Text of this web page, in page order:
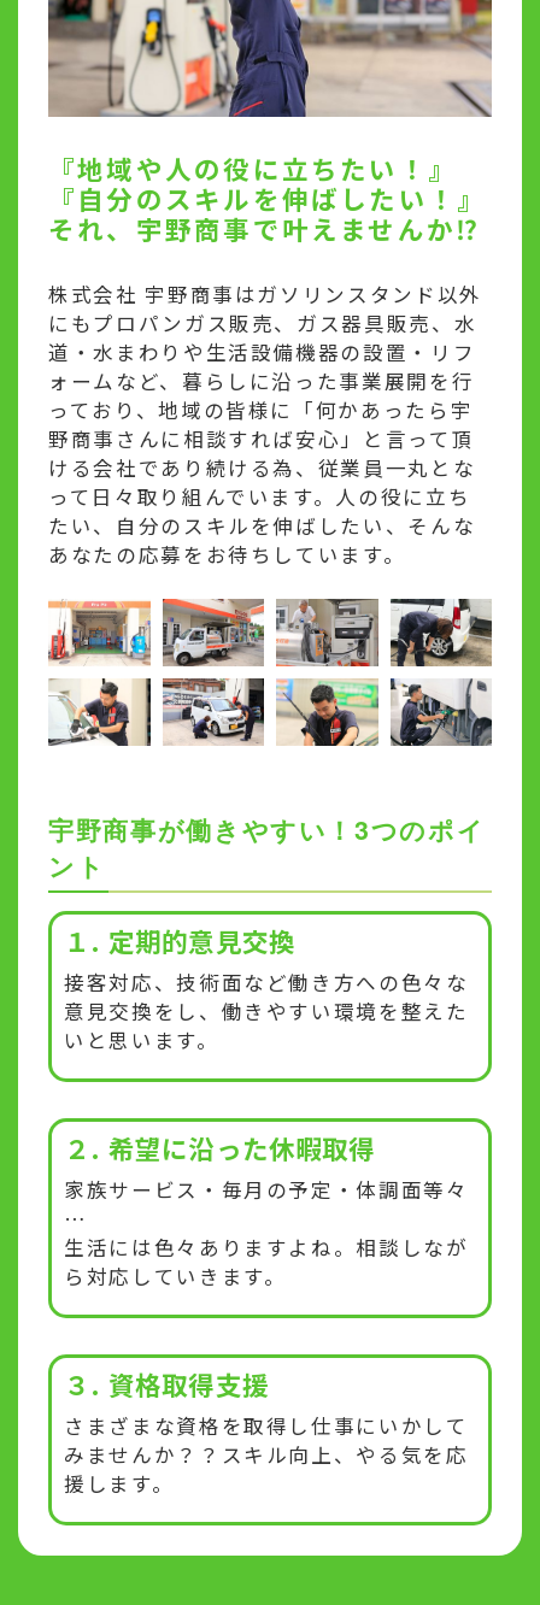
『地域や人の役に立ちたい！』
『自分のスキルを伸ばしたい！』
それ、宇野商事で叶えませんか⁉
株式会社 宇野商事はガソリンスタンド以外
にもプロパンガス販売、ガス器具販売、水
道・水まわりや生活設備機器の設置・リフ
ォームなど、暮らしに沿った事業展開を行
っており、地域の皆様に「何かあったら宇
野商事さんに相談すれば安心」と言って頂
ける会社であり続ける為、従業員一丸とな
って日々取り組んでいます。人の役に立ち
たい、自分のスキルを伸ばしたい、そんな
あなたの応募をお待ちしています。
宇野商事が働きやすい！3つのポイ
ント
１. 定期的意見交換
接客対応、技術面など働き方への色々な
意見交換をし、働きやすい環境を整えた
いと思います。
２. 希望に沿った休暇取得
家族サービス・毎月の予定・体調面等々
…
生活には色々ありますよね。相談しなが
ら対応していきます。
３. 資格取得支援
さまざまな資格を取得し仕事にいかして
みませんか？？スキル向上、やる気を応
援します。